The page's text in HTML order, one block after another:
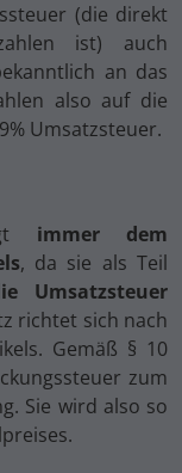
(die direkt
ist) auch
an das
also auf die
Umsatzsteuer.
immer dem
, da sie als Teil
Umsatzsteuer
richtet sich nach
Gemäß § 10
zum
Sie wird also so